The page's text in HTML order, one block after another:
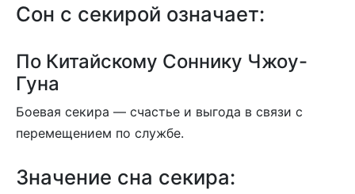
Сон с секирой означает:
По Китайскому Соннику Чжоу-
Гуна
Боевая секира — счастье и выгода в связи с
перемещением по службе.
Значение сна секира: